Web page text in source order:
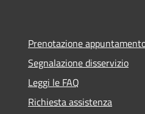
Prenotazione
Segnalazione disservizio
Leggi le FAQ
Richiesta assistenza